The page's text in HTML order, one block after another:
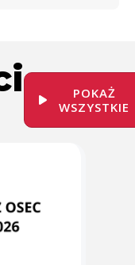
POKAŻ
WSZYSTKIE